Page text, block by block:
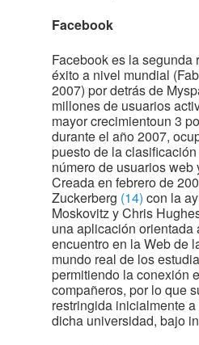
Facebook
Facebook es la segunda
éxito a nivel mundial
2007) por detrás de
millones de usuarios
mayor crecimientoun 3
durante el año 2007,
puesto de la
número de usuarios web
Creada en febrero de
Zuckerberg (14) con la
Moskovitz y Chris
una aplicación orientada
encuentro en la Web de
mundo real de los
permitiendo la conexión
compañeros, por lo que
restringida inicialmente
dicha universidad, bajo